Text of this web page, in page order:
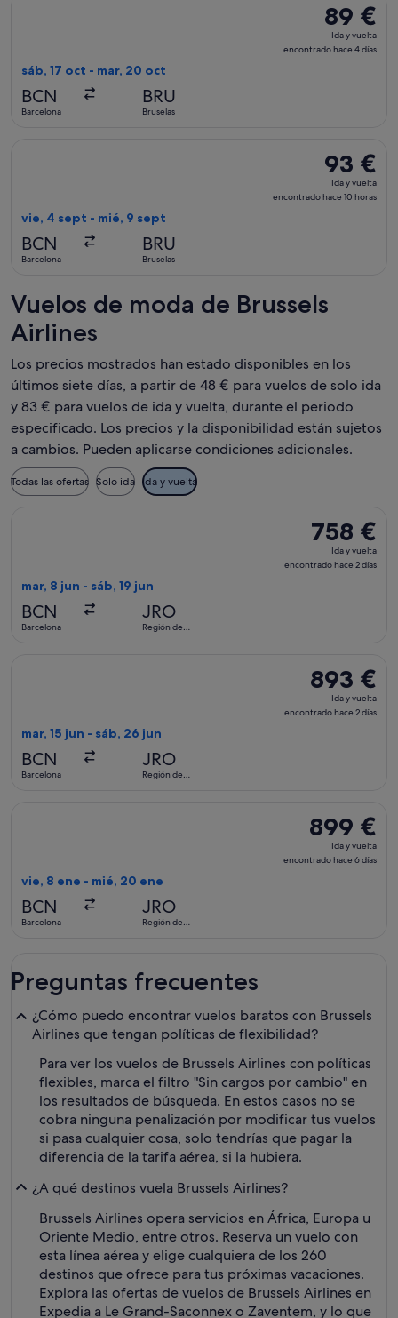
89 €
Ida
y
89 €
Ida y vuelta
encontrado hace 4 días
sáb, 17 oct - mar, 20 oct
BCN
Barcelona
BRU
Bruselas
93 €
Ida
y
93 €
Ida y vuelta
encontrado hace 10 horas
vie, 4 sept - mié, 9 sept
BCN
Barcelona
BRU
Bruselas
Vuelos de moda de Brussels
Airlines
Los precios mostrados han estado disponibles en los
últimos siete días, a partir de 48 € para vuelos de solo ida
y 83 € para vuelos de ida y vuelta, durante el periodo
especificado. Los precios y la disponibilidad están sujetos
a cambios. Pueden aplicarse condiciones adicionales.
Todas las ofertas Solo ida Ida y vuelta
758 €
Ida
y
758 €
Ida y vuelta
encontrado hace 2 días
mar, 8 jun - sáb, 19 jun
BCN
Barcelona
JRO
Región de
893 €
Ida
y
893 €
Ida y vuelta
encontrado hace 2 días
mar, 15 jun - sáb, 26 jun
BCN
Barcelona
JRO
Región de
899 €
Ida
y
899 €
Ida y vuelta
encontrado hace 6 días
vie, 8 ene - mié, 20 ene
BCN
Barcelona
JRO
Región de
Preguntas frecuentes
¿Cómo puedo encontrar vuelos baratos con Brussels
Airlines que tengan políticas de flexibilidad?
Para ver los vuelos de Brussels Airlines con políticas
flexibles, marca el filtro "Sin cargos por cambio" en
los resultados de búsqueda. En estos casos no se
cobra ninguna penalización por modificar tus vuelos
si pasa cualquier cosa, solo tendrías que pagar la
diferencia de la tarifa aérea, si la hubiera.
¿A qué destinos vuela Brussels Airlines?
Brussels Airlines opera servicios en África, Europa u
Oriente Medio, entre otros. Reserva un vuelo con
esta línea aérea y elige cualquiera de los 260
destinos que ofrece para tus próximas vacaciones.
Explora las ofertas de vuelos de Brussels Airlines en
Expedia a Le Grand-Saconnex o Zaventem, y lo que